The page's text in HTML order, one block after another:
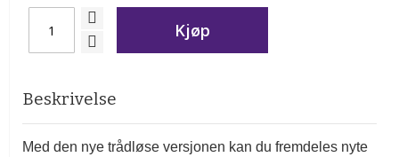
Kjøp
Beskrivelse
Med den nye trådløse versjonen kan du fremdeles nyte